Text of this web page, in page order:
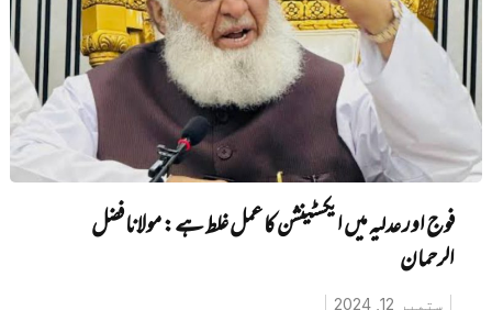
فوج اور عدلیہ میں ایکسٹینشن کا عمل غلط ہے: مولانا فضل
الرحمان
ستمبر 12, 2024